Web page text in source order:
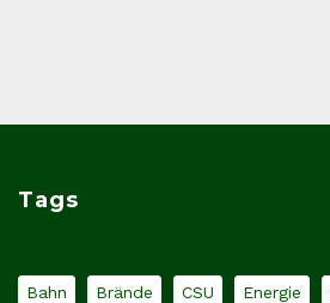
Tags
Bahn Brände CSU Energie